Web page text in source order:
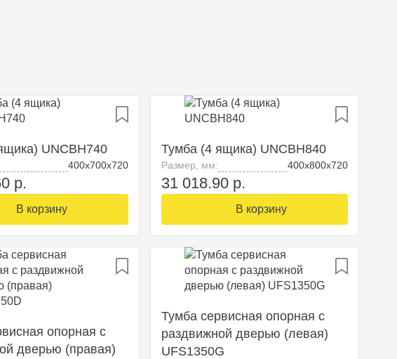
UNCBH740
400х700х720
р.
В корзину
Тумба (4 ящика) UNCBH840
Размер, мм: 400х800х720
31 018.90 р.
В корзину
опорная c
дверью (правая)
Тумба сервисная опорная c
раздвижной дверью (левая)
UFS1350G